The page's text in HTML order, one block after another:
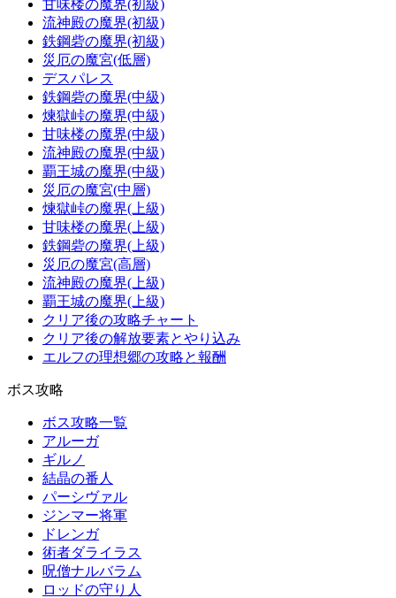
甘味楼の魔界(初級)
流神殿の魔界(初級)
鉄鋼砦の魔界(初級)
災厄の魔宮(低層)
デスパレス
鉄鋼砦の魔界(中級)
煉獄峠の魔界(中級)
甘味楼の魔界(中級)
流神殿の魔界(中級)
覇王城の魔界(中級)
災厄の魔宮(中層)
煉獄峠の魔界(上級)
甘味楼の魔界(上級)
鉄鋼砦の魔界(上級)
災厄の魔宮(高層)
流神殿の魔界(上級)
覇王城の魔界(上級)
クリア後の攻略チャート
クリア後の解放要素とやり込み
エルフの理想郷の攻略と報酬
ボス攻略
ボス攻略一覧
アルーガ
ギルノ
結晶の番人
パーシヴァル
ジンマー将軍
ドレンガ
術者ダライラス
呪僧ナルバラム
ロッドの守り人